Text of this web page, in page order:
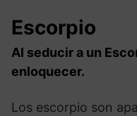
Escorpio
Al seducir a un
enloquecer.
Los escorpio son